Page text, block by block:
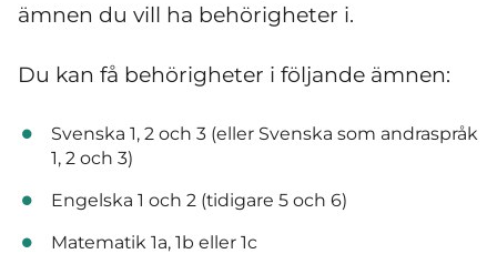
ämnen du vill ha behörigheter i.
Du kan få behörigheter i följande ämnen:
Svenska 1, 2 och 3 (eller Svenska som andraspråk
1, 2 och 3)
Engelska 1 och 2 (tidigare 5 och 6)
Matematik 1a, 1b eller 1c